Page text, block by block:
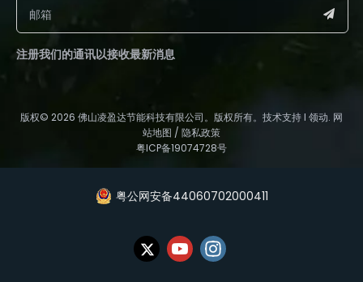
注册我们的通讯以接收最新消息
​版权©️ 2026 佛山凌盈达节能科技有限公司。版权所有。技术支持 l 领动. 网
站地图 / 隐私政策
粤ICP备19074728号
粤公网安备44060702000411